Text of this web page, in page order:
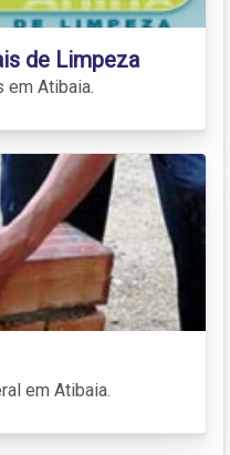
de Limpeza
em Atibaia.
em Atibaia.